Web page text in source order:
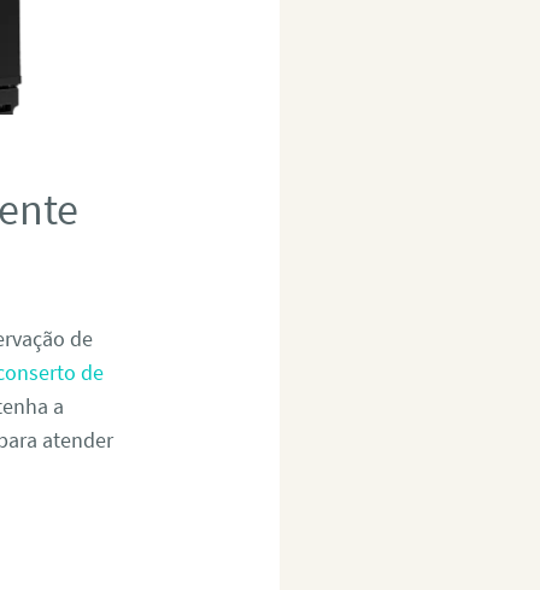
de
de
a
atender